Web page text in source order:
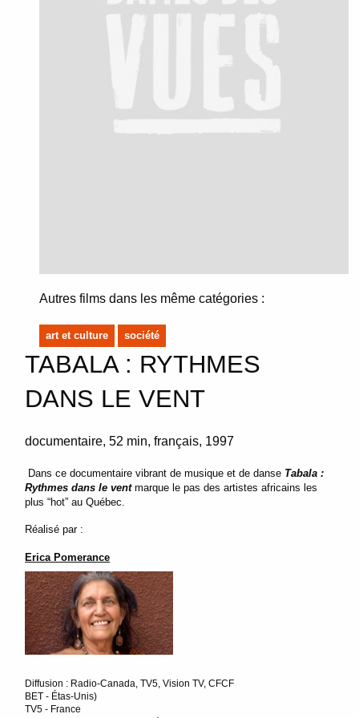
Autres films dans les même catégories :
art et culture société
TABALA : RYTHMES
DANS LE VENT
documentaire 52 min français 1997
Dans ce documentaire vibrant de musique et de danse Tabala :
Rythmes dans le ventmarque le pas des artistes africains les
plus “hot” au Québec.
Réalisé par :
Erica Pomerance
Diffusion : Radio-Canada, TV5, Vision TV, CFCF
BET - Étas-Unis)
TV5 - France